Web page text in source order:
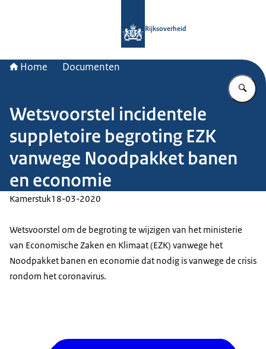
Rijksoverheid
Home Documenten
Wetsvoorstel incidentele
suppletoire begroting EZK
vanwege Noodpakket banen
en economie
Kamerstuk18-03-2020
Wetsvoorstel om de begroting te wijzigen van het ministerie
van Economische Zaken en Klimaat (EZK) vanwege het
Noodpakket banen en economie dat nodig is vanwege de crisis
rondom het coronavirus.